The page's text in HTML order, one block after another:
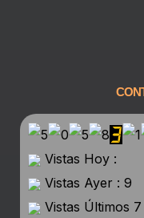
Vistas Hoy :
Vistas Ayer : 9
Vistas Últimos 7